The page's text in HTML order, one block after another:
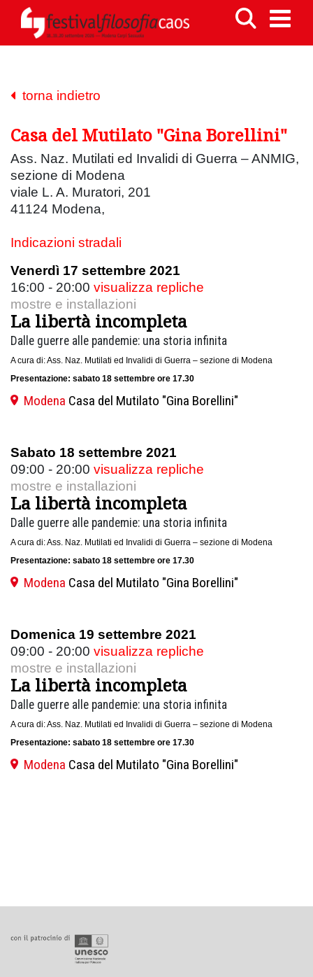
torna indietro
Casa del Mutilato "Gina Borellini"
Ass. Naz. Mutilati ed Invalidi di Guerra – ANMIG,
sezione di Modena
viale L. A. Muratori, 201
41124 Modena,
Indicazioni stradali
Venerdì 17 settembre 2021
16:00 - 20:00 visualizza repliche
mostre e installazioni
La libertà incompleta
Dalle guerre alle pandemie: una storia infinita
A cura di: Ass. Naz. Mutilati ed Invalidi di Guerra – sezione di Modena
Presentazione: sabato 18 settembre ore 17.30
Modena Casa del Mutilato "Gina Borellini"
Sabato 18 settembre 2021
09:00 - 20:00 visualizza repliche
mostre e installazioni
La libertà incompleta
Dalle guerre alle pandemie: una storia infinita
A cura di: Ass. Naz. Mutilati ed Invalidi di Guerra – sezione di Modena
Presentazione: sabato 18 settembre ore 17.30
Modena Casa del Mutilato "Gina Borellini"
Domenica 19 settembre 2021
09:00 - 20:00 visualizza repliche
mostre e installazioni
La libertà incompleta
Dalle guerre alle pandemie: una storia infinita
A cura di: Ass. Naz. Mutilati ed Invalidi di Guerra – sezione di Modena
Presentazione: sabato 18 settembre ore 17.30
Modena Casa del Mutilato "Gina Borellini"